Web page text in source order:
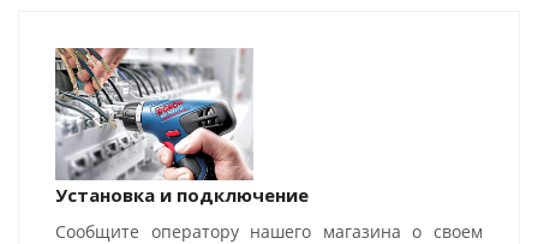
Установка и подключение
Сообщите оператору нашего магазина о своем